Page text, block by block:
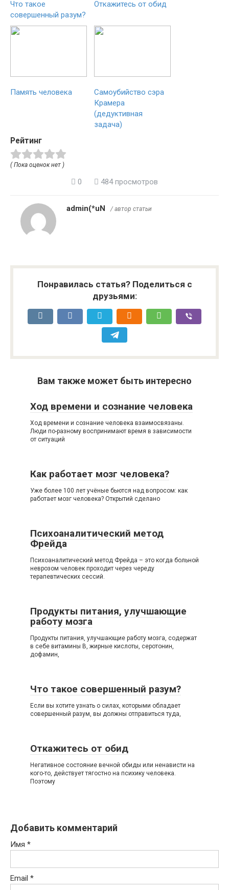
Что такое
совершенный разум?
Откажитесь от обид
Память человека
Самоубийство сэра
Крамера
(дедуктивная
задача)
Рейтинг
( Пока оценок нет )
0 484 просмотров
admin(*uN / автор статьи
Понравилась статья? Поделиться с
друзьями:
Вам также может быть интересно
Ход времени и сознание человека
Ход времени и сознание человека взаимосвязаны.
Люди по-разному воспринимают время в зависимости
от ситуаций
Как работает мозг человека?
Уже более 100 лет учёные бьются над вопросом: как
работает мозг человека? Открытий сделано
Психоаналитический метод
Фрейда
Психоаналитический метод Фрейда – это когда больной
неврозом человек проходит через череду
терапевтических сессий.
Продукты питания, улучшающие
работу мозга
Продукты питания, улучшающие работу мозга, содержат
в себе витамины В, жирные кислоты, серотонин,
дофамин,
Что такое совершенный разум?
Если вы хотите узнать о силах, которыми обладает
совершенный разум, вы должны отправиться туда,
Откажитесь от обид
Негативное состояние вечной обиды или ненависти на
кого-то, действует тягостно на психику человека.
Поэтому
Добавить комментарий
Имя *
Email *